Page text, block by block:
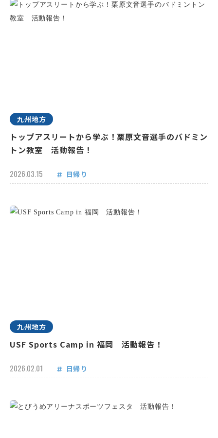
九州地方
トップアスリートから学ぶ！栗原文音選手のバドミン
トン教室 活動報告！
2026.03.15 日帰り
九州地方
USF Sports Camp in 福岡 活動報告！
2026.02.01 日帰り